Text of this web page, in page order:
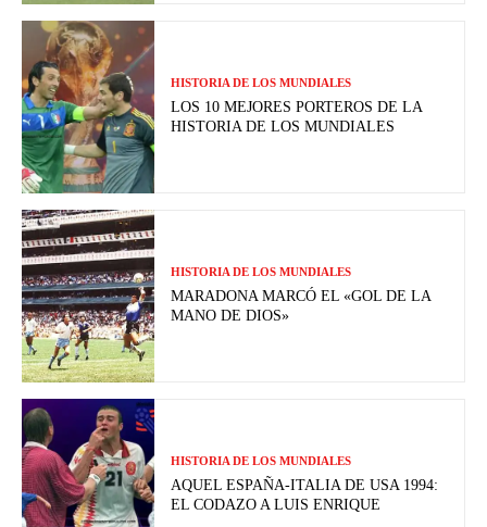
HISTORIA DE LOS MUNDIALES
LOS 10 MEJORES PORTEROS DE LA
HISTORIA DE LOS MUNDIALES
HISTORIA DE LOS MUNDIALES
MARADONA MARCÓ EL «GOL DE LA
MANO DE DIOS»
HISTORIA DE LOS MUNDIALES
AQUEL ESPAÑA-ITALIA DE USA 1994:
EL CODAZO A LUIS ENRIQUE